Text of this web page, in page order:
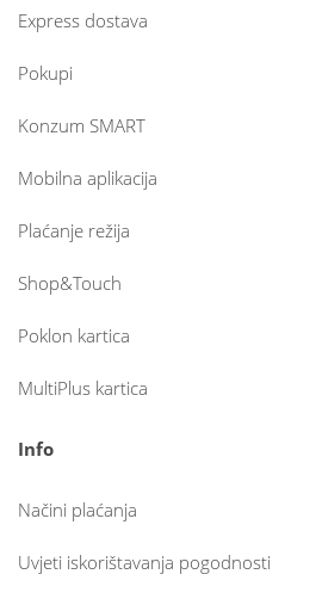
Express dostava
Pokupi
Konzum SMART
Mobilna aplikacija
Plaćanje režija
Shop&Touch
Poklon kartica
MultiPlus kartica
Info
Načini plaćanja
Uvjeti iskorištavanja pogodnosti